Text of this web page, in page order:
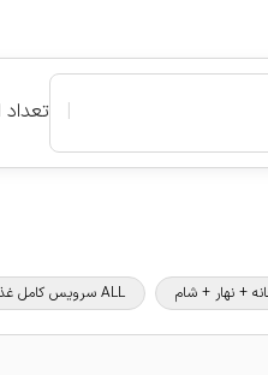
| تعداد
ALL سرویس کامل غذا و نوشیدنی